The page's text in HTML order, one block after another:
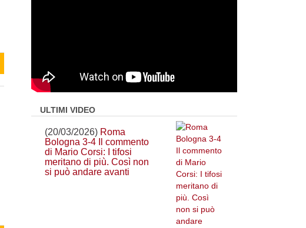
ULTIMI VIDEO
(20/03/2026) Roma
Bologna 3-4 Il commento
di Mario Corsi: I tifosi
meritano di più. Così non
si può andare avanti